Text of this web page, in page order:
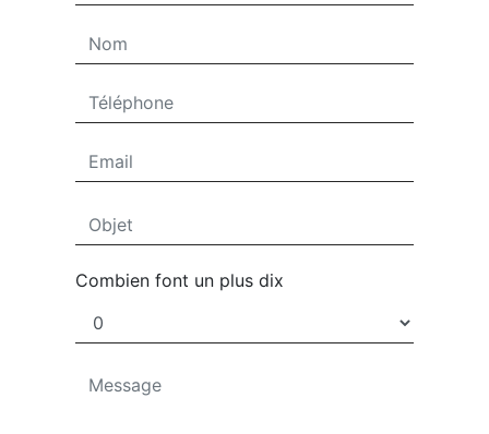
Combien font un plus dix